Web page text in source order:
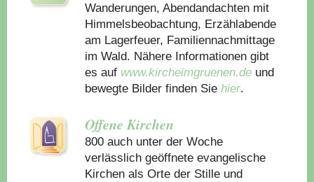
Wanderungen, Abendandachten mit
Himmelsbeobachtung, Erzählabende
am Lagerfeuer, Familiennachmittage
im Wald. Nähere Informationen gibt
es auf www.kircheimgruenen.de und
bewegte Bilder finden Sie hier.
Offene Kirchen
800 auch unter der Woche
verlässlich geöffnete evangelische
Kirchen als Orte der Stille und